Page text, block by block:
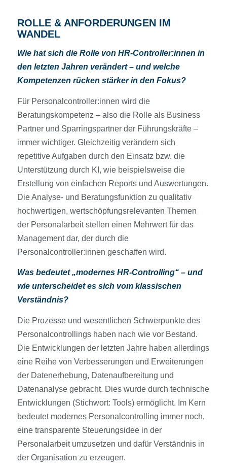
ROLLE & ANFORDERUNGEN IM
WANDEL
Wie hat sich die Rolle von HR-Controller:innen in
den letzten Jahren verändert – und welche
Kompetenzen rücken stärker in den Fokus?
Für Personalcontroller:innen wird die
Beratungskompetenz – also die Rolle als Business
Partner und Sparringspartner der Führungskräfte –
immer wichtiger. Gleichzeitig verändern sich
repetitive Aufgaben durch den Einsatz bzw. die
Unterstützung durch KI, wie beispielsweise die
Erstellung von einfachen Reports und Auswertungen.
Die Analyse- und Beratungsfunktion zu qualitativ
hochwertigen, wertschöpfungsrelevanten Themen
der Personalarbeit stellen einen Mehrwert für das
Management dar, der durch die
Personalcontroller:innen geschaffen wird.
Was bedeutet „modernes HR-Controlling“ – und
wie unterscheidet es sich vom klassischen
Verständnis?
Die Prozesse und wesentlichen Schwerpunkte des
Personalcontrollings haben nach wie vor Bestand.
Die Entwicklungen der letzten Jahre haben allerdings
eine Reihe von Verbesserungen und Erweiterungen
der Datenerhebung, Datenaufbereitung und
Datenanalyse gebracht. Dies wurde durch technische
Entwicklungen (Stichwort: Tools) ermöglicht. Im Kern
bedeutet modernes Personalcontrolling immer noch,
eine transparente Steuerungsidee in der
Personalarbeit umzusetzen und dafür Verständnis in
der Organisation zu erzeugen.